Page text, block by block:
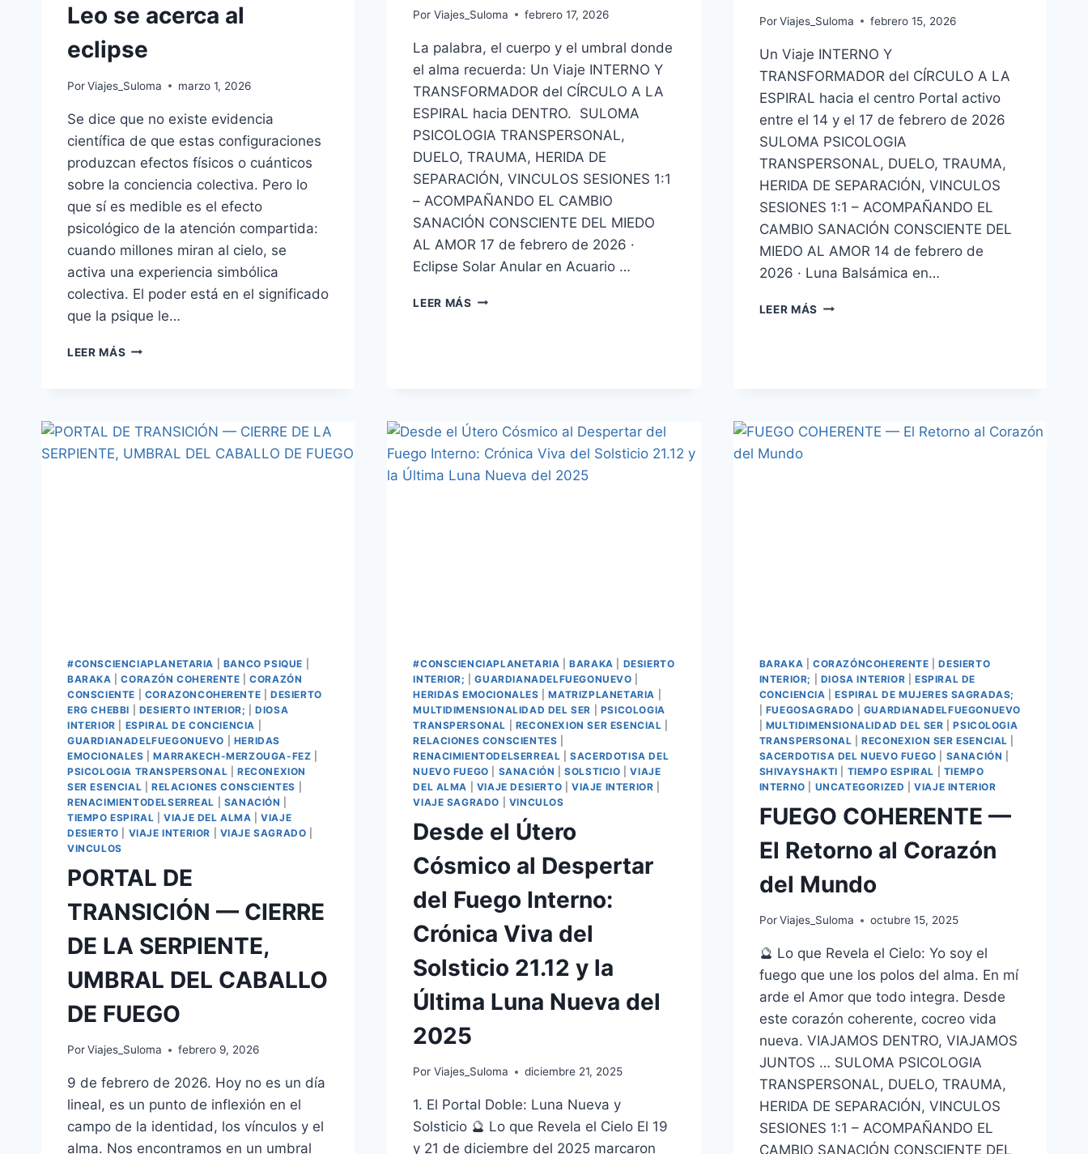
Leo se acerca al
eclipse
PorViajes_Suloma marzo 1, 2026
Se dice que no existe evidencia
científica de que estas configuraciones
produzcan efectos físicos o cuánticos
sobre la conciencia colectiva. Pero lo
que sí es medible es el efecto
psicológico de la atención compartida:
cuando millones miran al cielo, se
activa una experiencia simbólica
colectiva. El poder está en el significado
que la psique le…
LEER MÁS
Por Viajes_Suloma febrero 17, 2026
La palabra, el cuerpo y el umbral donde
el alma recuerda: Un Viaje INTERNO Y
TRANSFORMADOR del CÍRCULO A LA
ESPIRAL hacia DENTRO. SULOMA
PSICOLOGIA TRANSPERSONAL,
DUELO, TRAUMA, HERIDA DE
SEPARACIÓN, VINCULOS SESIONES 1:1
– ACOMPAÑANDO EL CAMBIO
SANACIÓN CONSCIENTE DEL MIEDO
AL AMOR 17 de febrero de 2026 ·
Eclipse Solar Anular en Acuario …
LEER MÁS
Por Viajes_Suloma febrero 15, 2026
Un Viaje INTERNO Y
TRANSFORMADOR del CÍRCULO A LA
ESPIRAL hacia el centro Portal activo
entre el 14 y el 17 de febrero de 2026
SULOMA PSICOLOGIA
TRANSPERSONAL, DUELO, TRAUMA,
HERIDA DE SEPARACIÓN, VINCULOS
SESIONES 1:1 – ACOMPAÑANDO EL
CAMBIO SANACIÓN CONSCIENTE DEL
MIEDO AL AMOR 14 de febrero de
2026 · Luna Balsámica en…
LEER MÁS
#CONSCIENCIAPLANETARIA BANCO PSIQUE
BARAKA
|CORAZÓN COHERENTE |CORAZÓN
CONSCIENTE
CORAZONCOHERENTE |DESIERTO
ERG CHEBBI
DESIERTO INTERIOR; |DIOSA
INTERIOR
ESPIRAL DE CONCIENCIA
GUARDIANADELFUEGONUEVO
HERIDAS
EMOCIONALES |MARRAKECH-MERZOUGA-FEZ
PSICOLOGIA TRANSPERSONAL |RECONEXION
SER ESENCIAL
RELACIONES CONSCIENTES
RENACIMIENTODELSERREAL
SANACIÓN
TIEMPO ESPIRAL |VIAJE DEL ALMA |VIAJE
DESIERTO
VIAJE INTERIOR VIAJE SAGRADO
VINCULOS
PORTAL DE
TRANSICIÓN — CIERRE
DE LA SERPIENTE,
UMBRAL DEL CABALLO
DE FUEGO
PorViajes_Suloma febrero 9, 2026
9 de febrero de 2026. Hoy no es un día
lineal, es un punto de inflexión en el
campo de la identidad, los vínculos y el
alma. Nos encontramos en un umbral
#CONSCIENCIAPLANETARIA |BARAKA
DESIERTO
INTERIOR;
|GUARDIANADELFUEGONUEVO
HERIDAS EMOCIONALES |MATRIZPLANETARIA
MULTIDIMENSIONALIDAD DEL SER
PSICOLOGIA
TRANSPERSONAL
RECONEXION SER ESENCIAL
RELACIONES CONSCIENTES
RENACIMIENTODELSERREAL |SACERDOTISA DEL
NUEVO FUEGO
SANACIÓN |SOLSTICIO |VIAJE
DEL ALMA
VIAJE DESIERTO |VIAJE INTERIOR
VIAJE SAGRADO
VINCULOS
Desde el Útero
Cósmico al Despertar
del Fuego Interno:
Crónica Viva del
Solsticio 21.12 y la
Última Luna Nueva del
2025
Por Viajes_Suloma diciembre 21, 2025
1. El Portal Doble: Luna Nueva y
Solsticio 🔮 Lo que Revela el Cielo El 19
y 21 de diciembre del 2025 marcaron
BARAKA |CORAZÓNCOHERENTE |DESIERTO
INTERIOR;
DIOSA INTERIOR
ESPIRAL DE
CONCIENCIA
|ESPIRAL DE MUJERES SAGRADAS;
FUEGOSAGRADO
GUARDIANADELFUEGONUEVO
MULTIDIMENSIONALIDAD DEL SER |PSICOLOGIA
TRANSPERSONAL |RECONEXION SER ESENCIAL
SACERDOTISA DEL NUEVO FUEGO
SANACIÓN
SHIVAYSHAKTI
TIEMPO ESPIRAL
TIEMPO
INTERNO
UNCATEGORIZED |VIAJE INTERIOR
FUEGO COHERENTE —
El Retorno al Corazón
del Mundo
Por Viajes_Suloma octubre 15, 2025
🔮 Lo que Revela el Cielo: Yo soy el
fuego que une los polos del alma. En mí
arde el Amor que todo integra. Desde
este corazón coherente, cocreo vida
nueva. VIAJAMOS DENTRO, VIAJAMOS
JUNTOS … SULOMA PSICOLOGIA
TRANSPERSONAL, DUELO, TRAUMA,
HERIDA DE SEPARACIÓN, VINCULOS
SESIONES 1:1 – ACOMPAÑANDO EL
CAMBIO SANACIÓN CONSCIENTE DEL